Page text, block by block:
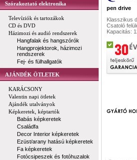
Szórakoztató elektronika
Televíziók és tartozákok
CD és DVD
Házimozi és audió rendszerek
Hangfalak és hangszórók
Hangprojektorok, házimozi
rendszerek
Fej- és fülhallgatók
AJÁNDÉK ÖTLETEK
KARÁCSONY
Valentin napi ötletek
Ajándék utalványok
Képkeretek, képtartók
Babás képkeretek
Családfa
Decor Interior képkeretek
Ezüst/arany hatású képkeretek
Fa képkeretek
Fotócsipeszek és fotóhuzalok
pen drive
Klasszikus
Csatoló
Kapacitás: